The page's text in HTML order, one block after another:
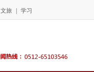
文旅 学习